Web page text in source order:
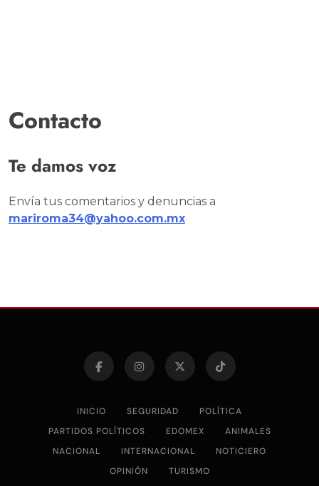
Contacto
Te damos voz
Envía tus comentarios y denuncias a
mariroma34@yahoo.com.mx
INICIO SEGURIDAD
POLÍTICA
PARTIDOS POLÍTICOS
EDOMEX
ANIMALES
NACIONAL
INTERNACIONAL
NOTICIERO
OPINIÓN
TURISMO